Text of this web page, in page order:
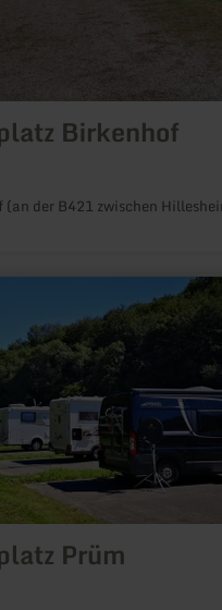
Birkenhof
der B421 zwischen
Prüm